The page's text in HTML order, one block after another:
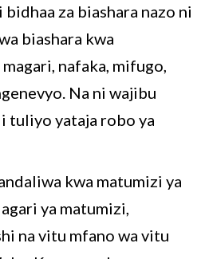
za biashara nazo ni
biashara kwa
nafaka, mifugo,
Na ni wajibu
tuliyo yataja robo ya
kwa matumizi ya
ya matumizi,
na vitu mfano wa vitu